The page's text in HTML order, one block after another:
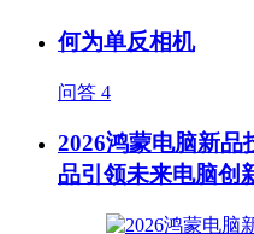
何为单反相机
问答 4
2026鸿蒙电脑新品
品引领未来电脑创